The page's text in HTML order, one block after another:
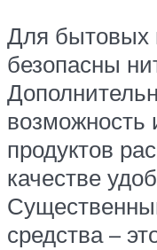
Для бытовых
безопасны
возможность
продуктов
качестве
средства –